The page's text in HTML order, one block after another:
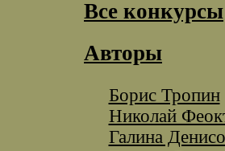
Все конкурсы
Авторы
Борис Тропин
Николай
Галина